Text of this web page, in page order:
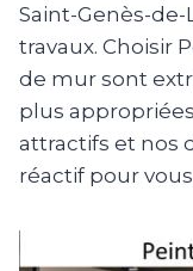
Saint-Genès-
travaux. Choisir
de mur sont
plus
attractifs et nos
réactif pour